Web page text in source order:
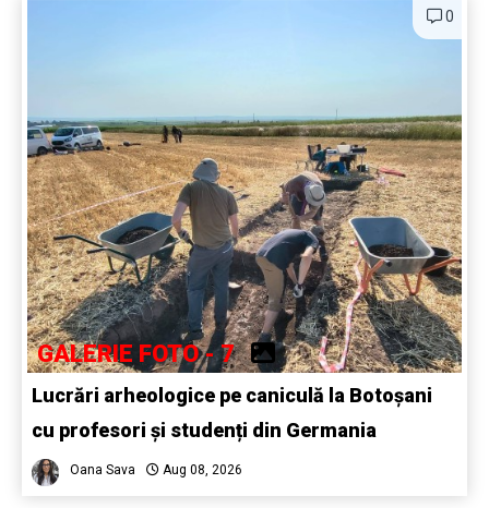
0
GALERIE FOTO - 7
Lucrări arheologice pe caniculă la Botoșani
cu profesori și studenți din Germania
Oana Sava Aug 08, 2026